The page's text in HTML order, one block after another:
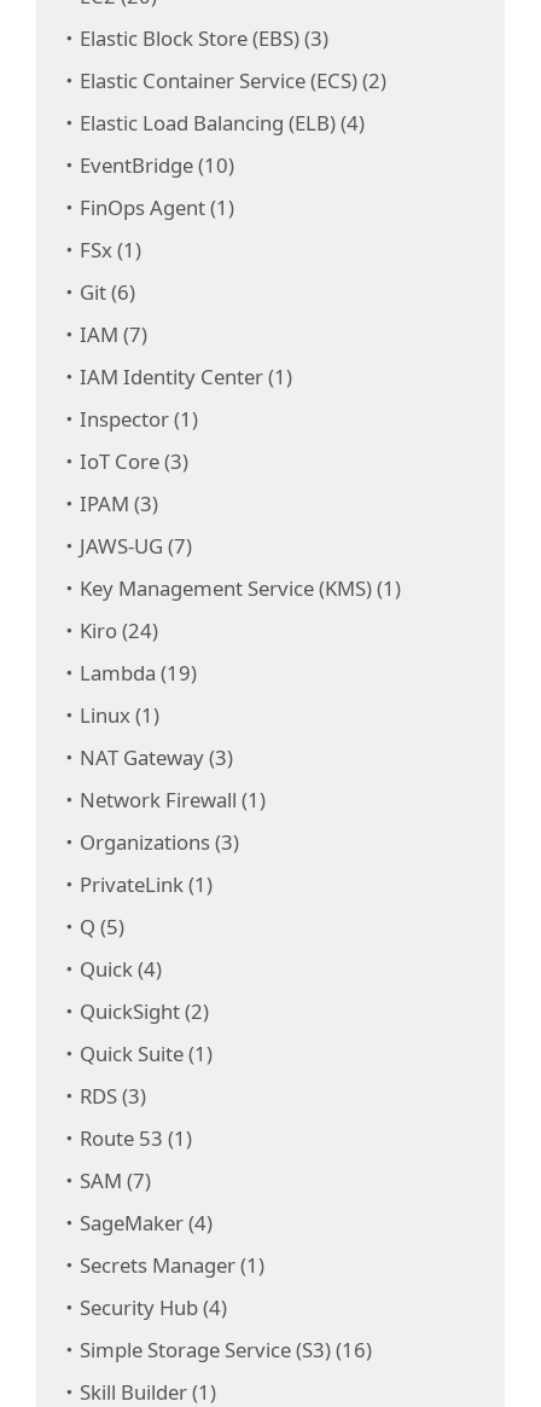
Elastic Block Store (EBS) (3)
Elastic Container Service (ECS) (2)
Elastic Load Balancing (ELB) (4)
EventBridge (10)
FinOps Agent (1)
FSx (1)
Git (6)
IAM (7)
IAM Identity Center (1)
Inspector (1)
IoT Core (3)
IPAM (3)
JAWS-UG (7)
Key Management Service (KMS) (1)
Kiro (24)
Lambda (19)
Linux (1)
NAT Gateway (3)
Network Firewall (1)
Organizations (3)
PrivateLink (1)
Q (5)
Quick (4)
QuickSight (2)
Quick Suite (1)
RDS (3)
Route 53 (1)
SAM (7)
SageMaker (4)
Secrets Manager (1)
Security Hub (4)
Simple Storage Service (S3) (16)
Skill Builder (1)